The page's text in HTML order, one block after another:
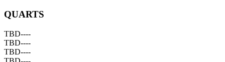
QUARTS
TBD----
TBD----
TBD----